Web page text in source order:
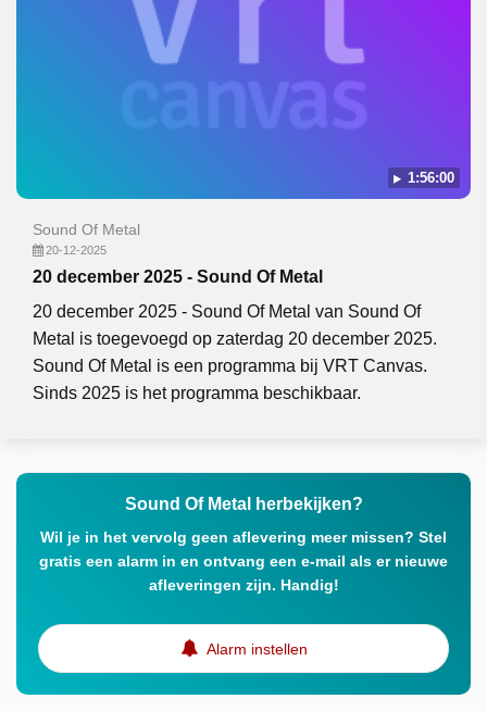
1:56:00
Sound Of Metal
20-12-2025
20 december 2025 - Sound Of Metal
20 december 2025 - Sound Of Metal van Sound Of
Metal is toegevoegd op zaterdag 20 december 2025.
Sound Of Metal is een programma bij VRT Canvas.
Sinds 2025 is het programma beschikbaar.
Sound Of Metal herbekijken?
Wil je in het vervolg geen aflevering meer missen? Stel
gratis een alarm in en ontvang een e-mail als er nieuwe
afleveringen zijn. Handig!
Alarm instellen